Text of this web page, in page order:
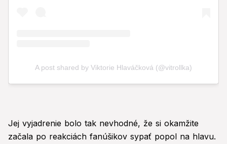
Jej vyjadrenie bolo tak nevhodné, že si okamžite
začala po reakciách fanúšikov sypať popol na hlavu.